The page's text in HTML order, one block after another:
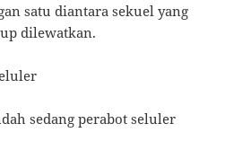
satu diantara sekuel yang
dilewatkan.
sedang perabot seluler